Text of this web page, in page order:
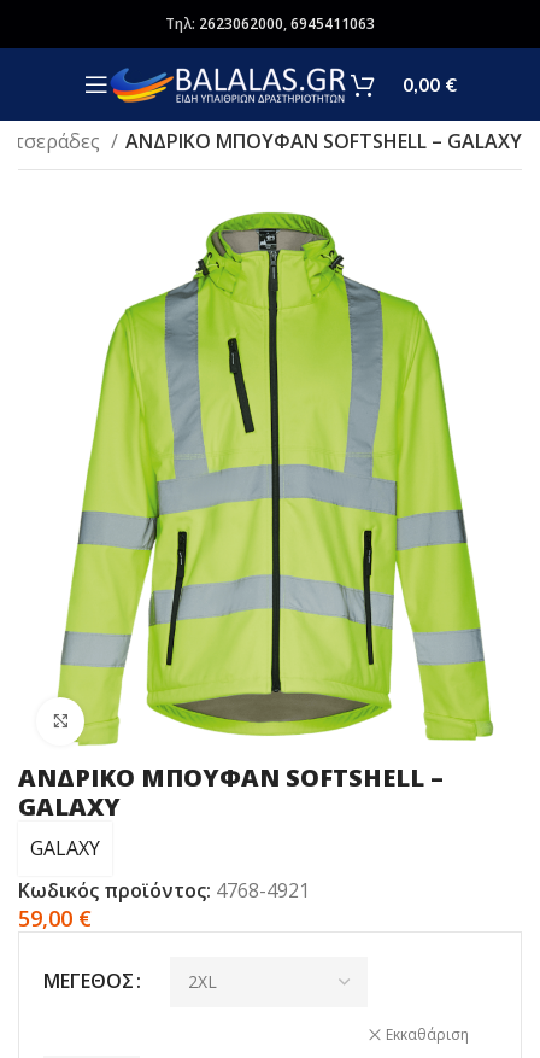
Τηλ: 2623062000,6945411063
0,00 €
ΑΝΔΡΙΚΟ ΜΠΟΥΦΑΝ SOFTSHELL – GALAXY
Click to enlarge
ΑΝΔΡΙΚΟ ΜΠΟΥΦΑΝ SOFTSHELL –
GALAXY
GALAXY
Κωδικός προϊόντος: 4768-4921
59,00 €
ΜΈΓΕΘΟΣ
Εκκαθάριση